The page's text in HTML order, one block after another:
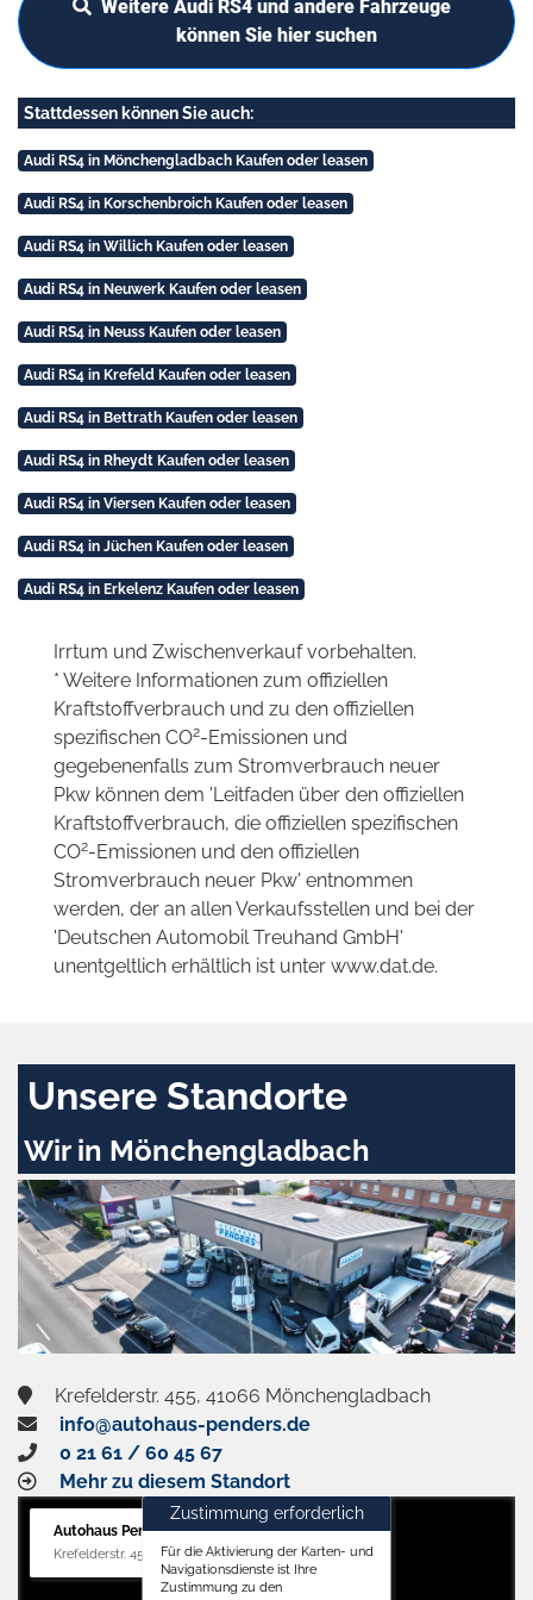
Weitere Audi RS4 und andere Fahrzeuge
können Sie hier suchen
Stattdessen können Sie auch:
Audi RS4 in Mönchengladbach Kaufen oder leasen
Audi RS4 in Korschenbroich Kaufen oder leasen
Audi RS4 in Willich Kaufen oder leasen
Audi RS4 in Neuwerk Kaufen oder leasen
Audi RS4 in Neuss Kaufen oder leasen
Audi RS4 in Krefeld Kaufen oder leasen
Audi RS4 in Bettrath Kaufen oder leasen
Audi RS4 in Rheydt Kaufen oder leasen
Audi RS4 in Viersen Kaufen oder leasen
Audi RS4 in Jüchen Kaufen oder leasen
Audi RS4 in Erkelenz Kaufen oder leasen
Irrtum und Zwischenverkauf vorbehalten.
* Weitere Informationen zum offiziellen
Kraftstoffverbrauch und zu den offiziellen
spezifischen CO2-Emissionen und
gegebenenfalls zum Stromverbrauch neuer
Pkw können dem 'Leitfaden über den offiziellen
Kraftstoffverbrauch, die offiziellen spezifischen
CO2-Emissionen und den offiziellen
Stromverbrauch neuer Pkw' entnommen
werden, der an allen Verkaufsstellen und bei der
'Deutschen Automobil Treuhand GmbH'
unentgeltlich erhältlich ist unter www.dat.de.
Unsere Standorte
Wir in Mönchengladbach
Krefelderstr. 455, 41066 Mönchengladbach
info@autohaus-penders.de
0 21 61 / 60 45 67
Mehr zu diesem Standort
Autohaus Penders (Verkauf)
Krefelderstr. 455, 41066 Mönchengladbach
Zustimmung erforderlich
Für die Aktivierung der Karten- und
Navigationsdienste ist Ihre
Zustimmung zu den